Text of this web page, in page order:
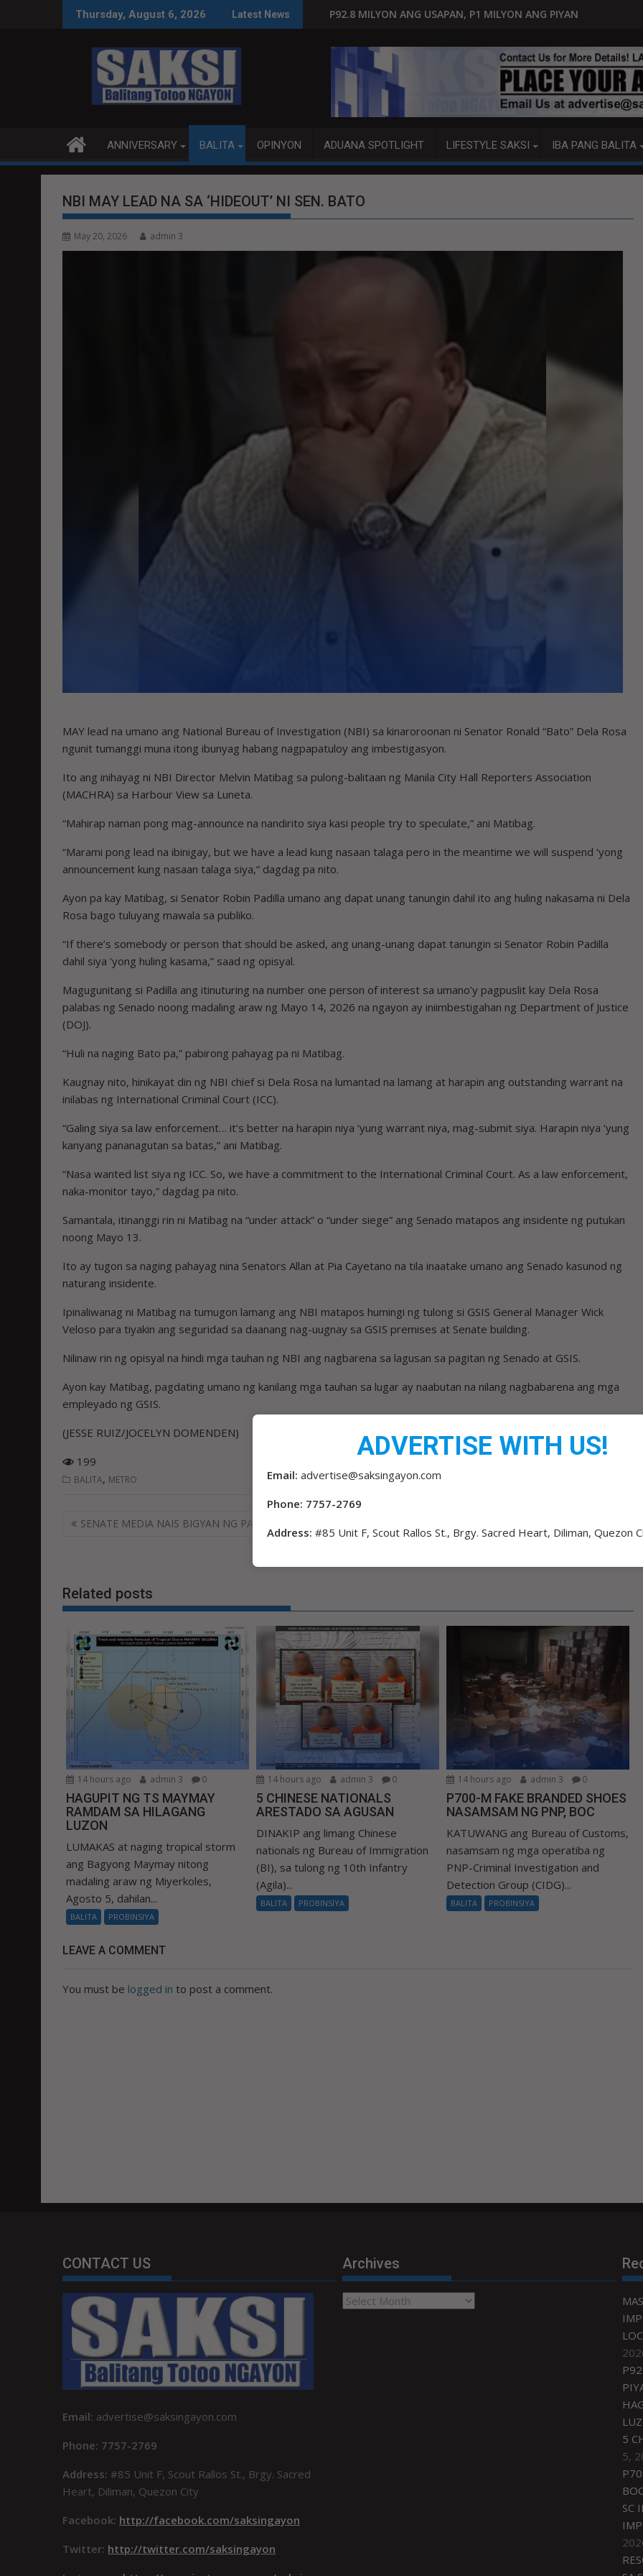
Thursday, August 6, 2026 Latest News
TALKS MAS PRODUKTIBO P92.8 MILYON ANG USAPAN, P1 MILYON ANG PIYANSA? HAGUPIT NG TS MAYMAY
ANNIVERSARY BALITA OPINYON ADUANA SPOTLIGHT LIFESTYLE SAKSI IBA PANG BALITA
NBI MAY LEAD NA SA ‘HIDEOUT’ NI SEN. BATO
May 20, 2026 admin 3
MAY lead na umano ang National Bureau of Investigation (NBI) sa kinaroroonan ni Senator Ronald “Bato” Dela Rosa
ngunit tumanggi muna itong ibunyag habang nagpapatuloy ang imbestigasyon.
Ito ang inihayag ni NBI Director Melvin Matibag sa pulong-balitaan ng Manila City Hall Reporters Association
(MACHRA) sa Harbour View sa Luneta.
“Mahirap naman pong mag-announce na nandirito siya kasi people try to speculate,” ani Matibag.
“Marami pong lead na ibinigay, but we have a lead kung nasaan talaga pero in the meantime we will suspend ‘yong
announcement kung nasaan talaga siya,” dagdag pa nito.
Ayon pa kay Matibag, si Senator Robin Padilla umano ang dapat unang tanungin dahil ito ang huling nakasama ni Dela
Rosa bago tuluyang mawala sa publiko.
“If there’s somebody or person that should be asked, ang unang-unang dapat tanungin si Senator Robin Padilla
dahil siya ‘yong huling kasama,” saad ng opisyal.
Magugunitang si Padilla ang itinuturing na number one person of interest sa umano’y pagpuslit kay Dela Rosa
palabas ng Senado noong madaling araw ng Mayo 14, 2026 na ngayon ay iniimbestigahan ng Department of Justice
(DOJ).
“Huli na naging Bato pa,” pabirong pahayag pa ni Matibag.
Kaugnay nito, hinikayat din ng NBI chief si Dela Rosa na lumantad na lamang at harapin ang outstanding warrant na
inilabas ng International Criminal Court (ICC).
“Galing siya sa law enforcement… it’s better na harapin niya ‘yung warrant niya, mag-submit siya. Harapin niya ‘yung
kanyang pananagutan sa batas,” ani Matibag.
“Nasa wanted list siya ng ICC. So, we have a commitment to the International Criminal Court. As a law enforcement,
naka-monitor tayo,” dagdag pa nito.
Samantala, itinanggi rin ni Matibag na “under attack” o “under siege” ang Senado matapos ang insidente ng putukan
noong Mayo 13.
Ito ay tugon sa naging pahayag nina Senators Allan at Pia Cayetano na tila inaatake umano ang Senado kasunod ng
naturang insidente.
Ipinaliwanag ni Matibag na tumugon lamang ang NBI matapos humingi ng tulong si GSIS General Manager Wick
Veloso para tiyakin ang seguridad sa daanang nag-uugnay sa GSIS premises at Senate building.
Nilinaw rin ng opisyal na hindi mga tauhan ng NBI ang nagbarena sa lagusan sa pagitan ng Senado at GSIS.
Ayon kay Matibag, pagdating umano ng kanilang mga tauhan sa lugar ay naabutan na nilang nagbabarena ang mga
empleyado ng GSIS.
(JESSE RUIZ/JOCELYN DOMENDEN)
199
BALITA, METRO
Post
SENATE MEDIA NAIS BIGYAN NG PAGKILALA
BROWNOUT
Related posts
14 hours ago admin 3 0
HAGUPIT NG TS MAYMAY
RAMDAM SA HILAGANG
LUZON
LUMAKAS at naging tropical storm
ang Bagyong Maymay nitong
madaling araw ng Miyerkoles,
Agosto 5, dahilan...
BALITA PROBINSIYA
14 hours ago admin 3 0
5 CHINESE NATIONALS
ARESTADO SA AGUSAN
DINAKIP ang limang Chinese
nationals ng Bureau of Immigration
(BI), sa tulong ng 10th Infantry
(Agila)...
BALITA PROBINSIYA
14 hours ago admin 3 0
P700-M FAKE BRANDED SHOES
NASAMSAM NG PNP, BOC
KATUWANG ang Bureau of Customs,
nasamsam ng mga operatiba ng
PNP-Criminal Investigation and
Detection Group (CIDG)...
BALITA PROBINSIYA
LEAVE A COMMENT
You must be logged in to post a comment.
CONTACT US
Email: advertise@saksingayon.com
Phone: 7757-2769
Address: #85 Unit F, Scout Rallos St., Brgy. Sacred
Heart, Diliman, Quezon City
Facebook: http://facebook.com/saksingayon
Twitter: http://twitter.com/saksingayon
Archives
Archives
5
5,
SC
ADVERTISE WITH US!
Email: advertise@saksingayon.com
Phone: 7757-2769
Address: #85 Unit F, Scout Rallos St., Brgy. Sacred Heart, Diliman, Quezon